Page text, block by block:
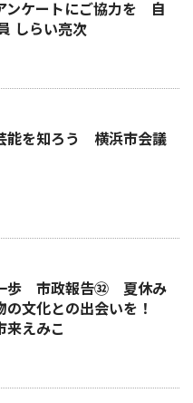
ンケートにご協力を 自
しらい亮次
能を知ろう 横浜市会議
歩 市政報告㉜ 夏休み
の文化との出会いを！
えみこ